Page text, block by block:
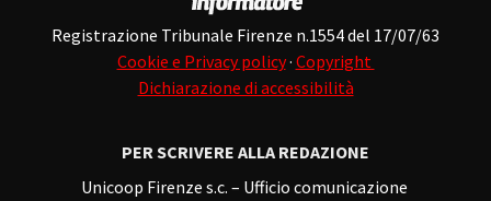
Registrazione Tribunale Firenze n.1554 del 17/07/63
Cookie e Privacy policy· Copyright
Dichiarazione di accessibilità
PER SCRIVERE ALLA REDAZIONE
Unicoop Firenze s.c. – Ufficio comunicazione